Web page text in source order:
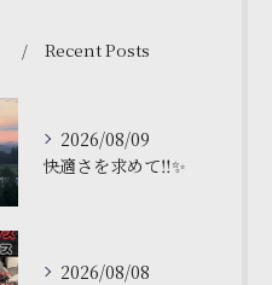
Recent Posts
2026/08/09
快適さを求めて‼️✨
2026/08/08